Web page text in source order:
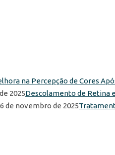
na Percepção de Cores
2025Descolamento de Retina
6 de novembro de 2025